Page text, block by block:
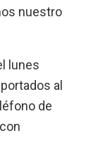
nuestro
lunes
al
de